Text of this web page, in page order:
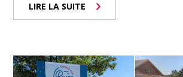
LIRE LA SUITE